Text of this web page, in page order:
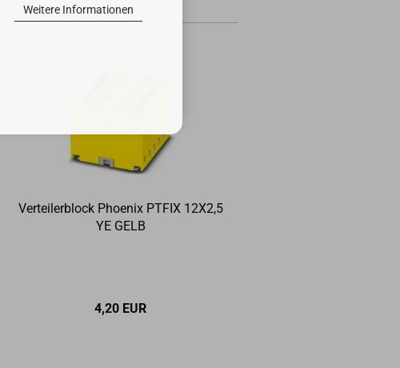
Weitere Informationen
Ver­tei­ler­block Phoe­nix PTFIX 12X2,5
YE GELB
4,20 EUR